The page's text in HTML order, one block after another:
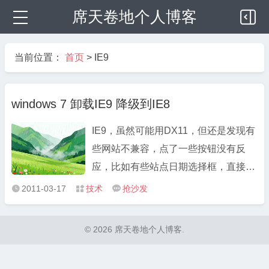
席天卷地个人博客
当前位置： 首页 > IE9
windows 7 卸载IE9 降级到IE8
IE9，虽然可能用DX11，但还是发现有
些网站不兼容，点了一些按钮没有反
应，比如有些站点日期选择框，直接出
英文，网银部分用不了。 还是降级吧。
如果直接安装IE7 或者 IE8会提示些操
 2011-03-17  技术  抢沙发
© 2026 席天卷地个人博客.